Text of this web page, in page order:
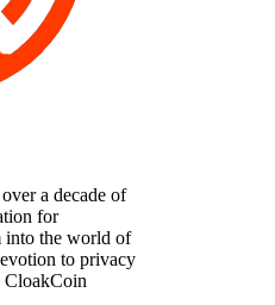
a decade of
for
into the world of
to privacy
CloakCoin